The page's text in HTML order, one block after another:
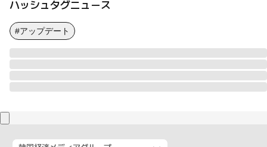
ハッシュタグニュース
#アップデート